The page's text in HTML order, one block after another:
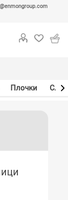
Плочки